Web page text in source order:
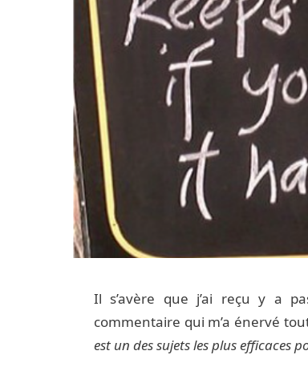
Il s’avère que j’ai reçu y a
commentaire qui m’a énervé
est un des sujets les plus efficaces